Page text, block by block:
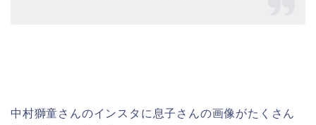
中村獅童さんのインスタに息子さんの画像がたくさん